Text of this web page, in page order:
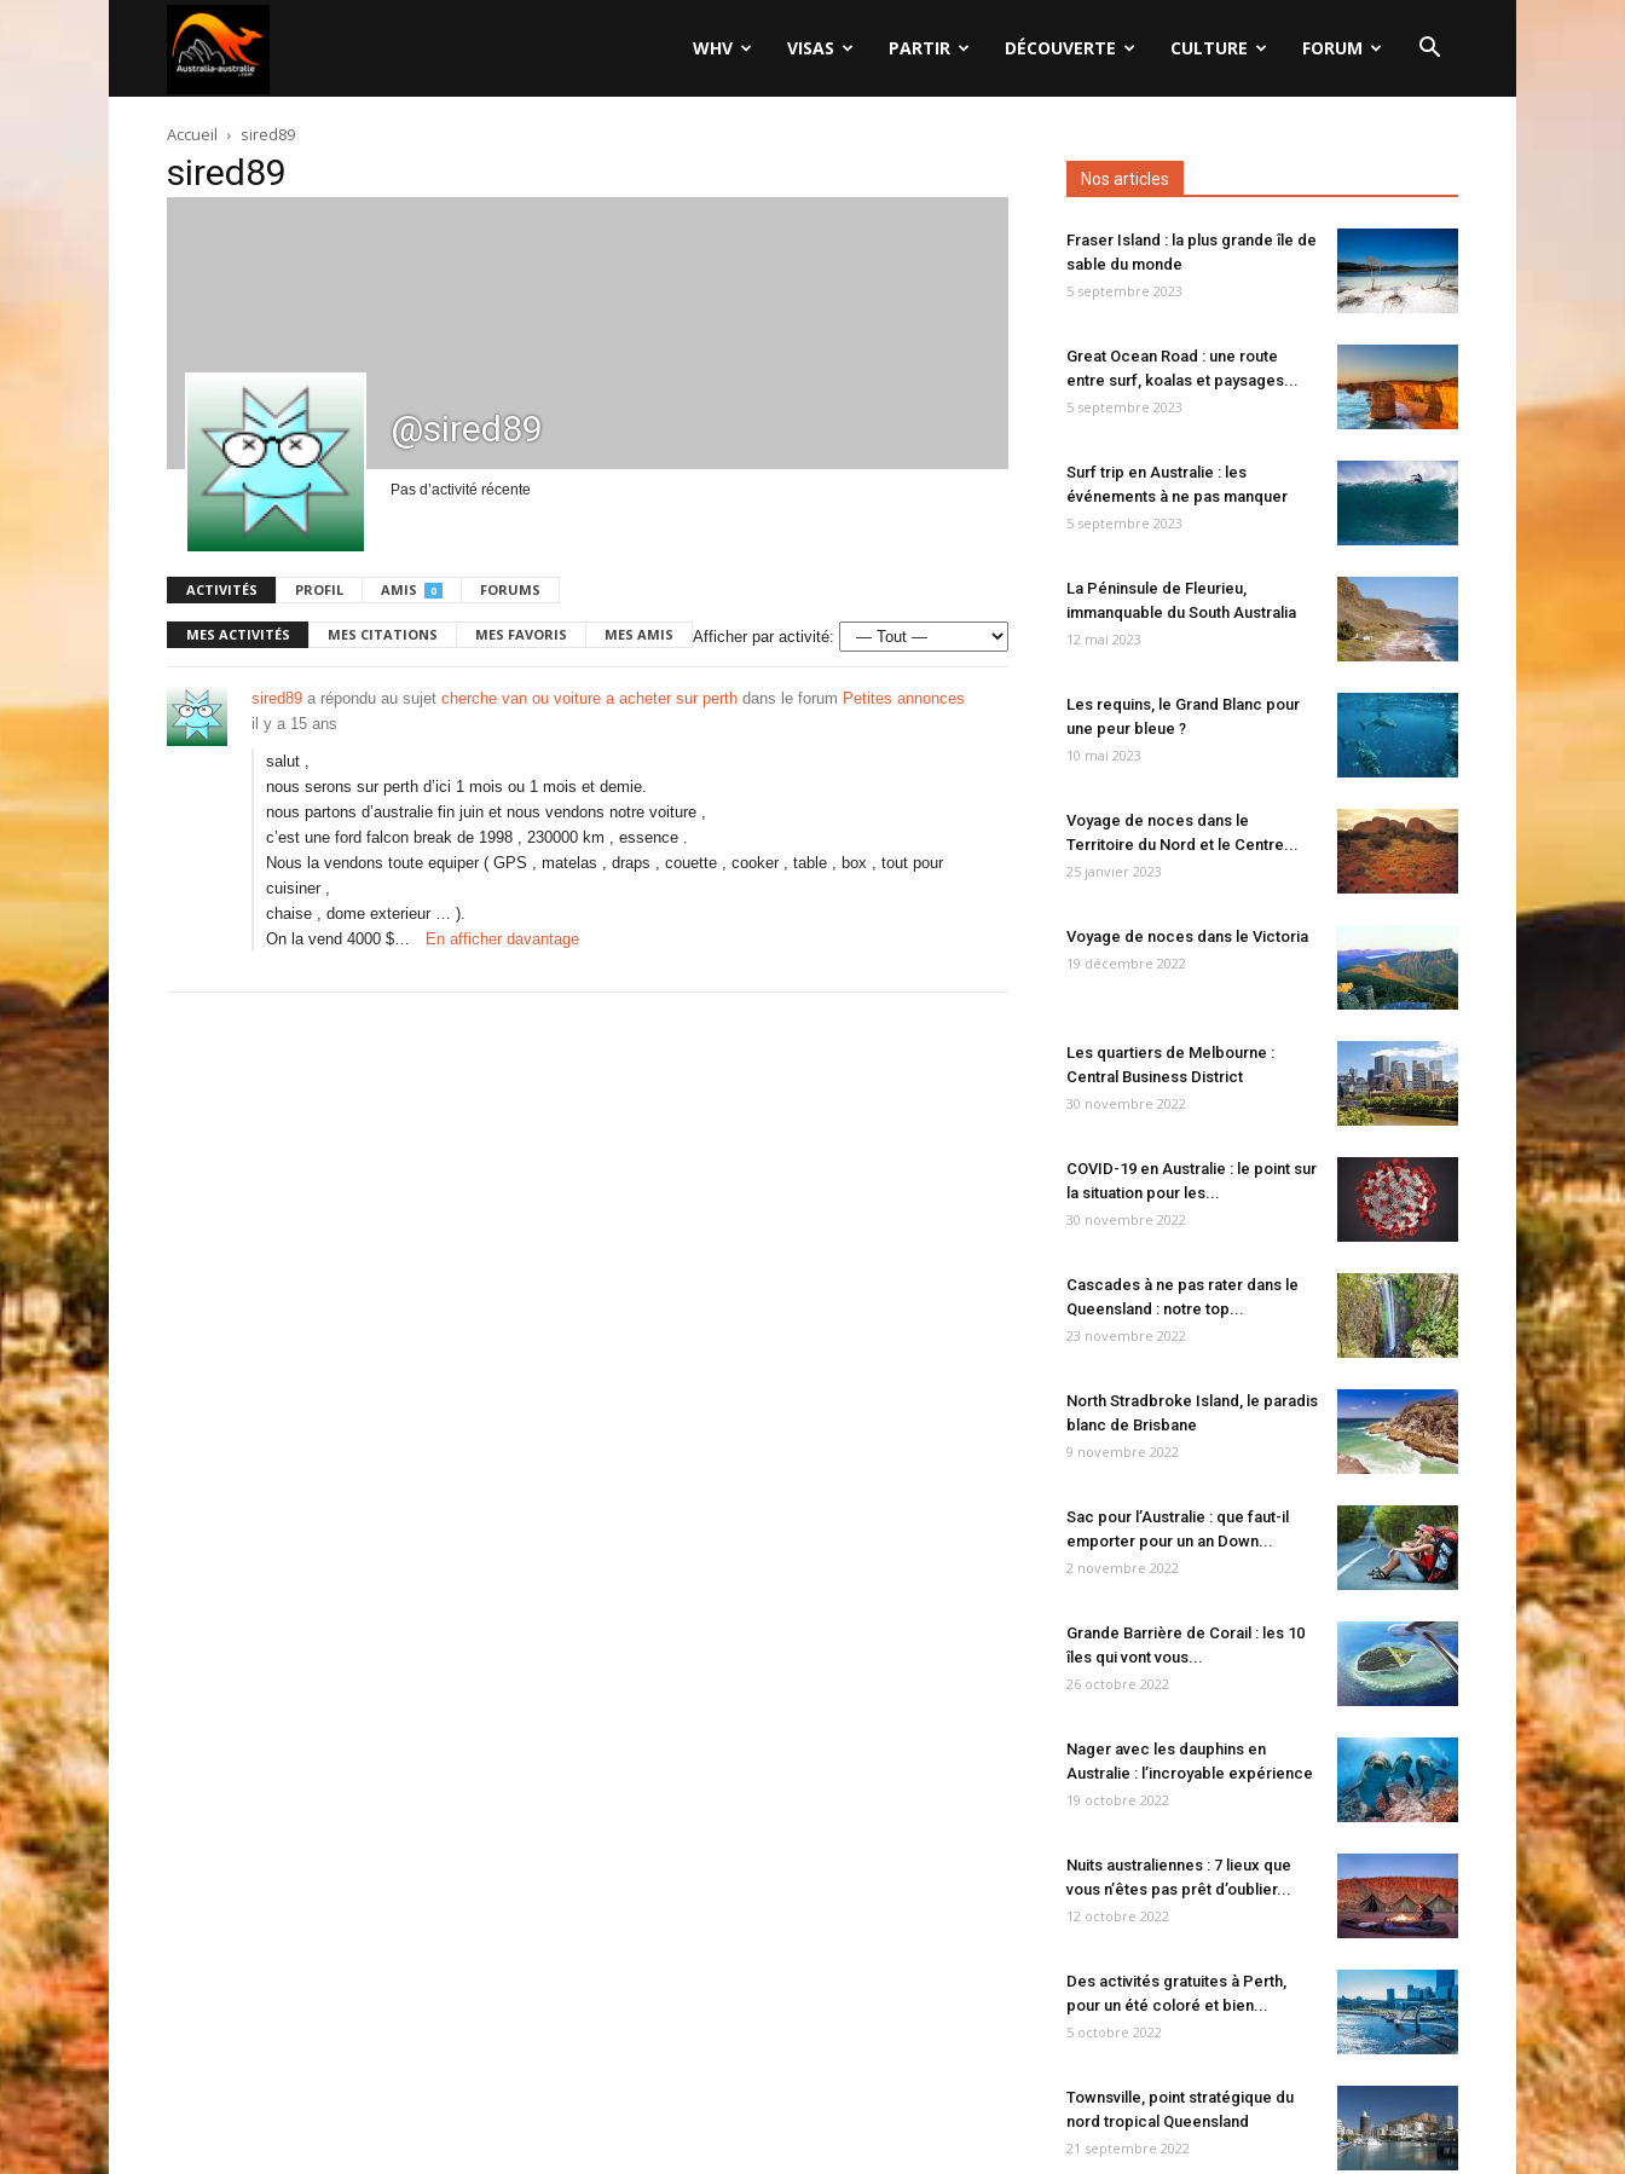
australie.com
WHV VISAS PARTIR DÉCOUVERTE CULTURE FORUM
Accueil sired89
sired89
@sired89
Pas d’activité récente
ACTIVITÉS PROFIL AMIS 0 FORUMS
MES ACTIVITÉS MES CITATIONS MES FAVORIS MES AMIS Afficher par activité:
sired89 a répondu au sujet cherche van ou voiture a acheter sur perth dans le forum Petites annonces
il y a 15 ans
salut ,
nous serons sur perth d’ici 1 mois ou 1 mois et demie.
nous partons d’australie fin juin et nous vendons notre voiture ,
c’est une ford falcon break de 1998 , 230000 km , essence .
Nous la vendons toute equiper ( GPS , matelas , draps , couette , cooker , table , box , tout pour
cuisiner ,
chaise , dome exterieur … ).
On la vend 4000 $…
En afficher davantage
Nos articles
Fraser Island : la plus grande île de
sable du monde
5 septembre 2023
Great Ocean Road : une route
entre surf, koalas et paysages...
5 septembre 2023
Surf trip en Australie : les
événements à ne pas manquer
5 septembre 2023
La Péninsule de Fleurieu,
immanquable du South Australia
12 mai 2023
Les requins, le Grand Blanc pour
une peur bleue ?
10 mai 2023
Voyage de noces dans le
Territoire du Nord et le Centre...
25 janvier 2023
Voyage de noces dans le Victoria
19 décembre 2022
Les quartiers de Melbourne :
Central Business District
30 novembre 2022
COVID-19 en Australie : le point sur
la situation pour les...
30 novembre 2022
Cascades à ne pas rater dans le
Queensland : notre top...
23 novembre 2022
North Stradbroke Island, le paradis
blanc de Brisbane
9 novembre 2022
Sac pour l’Australie : que faut-il
emporter pour un an Down...
2 novembre 2022
Grande Barrière de Corail : les 10
îles qui vont vous...
26 octobre 2022
Nager avec les dauphins en
Australie : l’incroyable expérience
19 octobre 2022
Nuits australiennes : 7 lieux que
vous n’êtes pas prêt d’oublier...
12 octobre 2022
Des activités gratuites à Perth,
pour un été coloré et bien...
5 octobre 2022
Townsville, point stratégique du
nord tropical Queensland
21 septembre 2022